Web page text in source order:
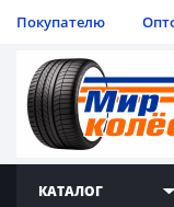
Покупателю
КАТАЛОГ